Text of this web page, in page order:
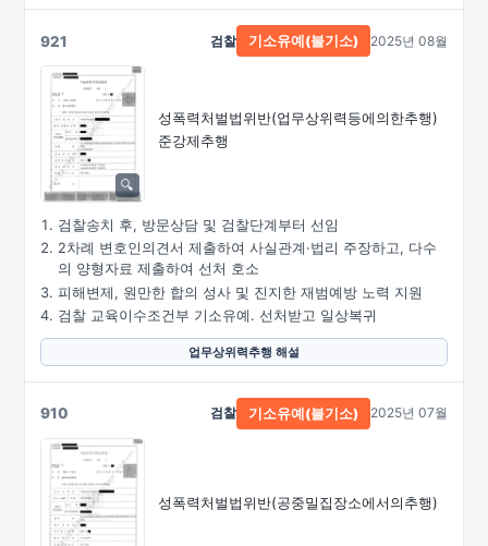
921
성폭력처벌법위반(업무상위력등에의한추행)
준강제추행
검찰 기소유예(불기소) 2025년 08월
검찰송치 후, 방문상담 및 검찰단계부터 선임
2차례 변호인의견서 제출하여 사실관계·법리 주장하고, 다수
의 양형자료 제출하여 선처 호소
피해변제, 원만한 합의 성사 및 진지한 재범예방 노력 지원
검찰 교육이수조건부 기소유예. 선처받고 일상복귀
업무상위력추행 해설
910
성폭력처벌법위반(공중밀집장소에서의추행)
검찰 기소유예(불기소) 2025년 07월